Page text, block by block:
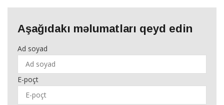
Aşağıdakı məlumatları qeyd edin
Ad soyad
E-poçt